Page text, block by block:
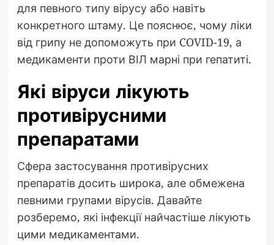
для певного типу вірусу або навіть
конкретного штаму. Це пояснює, чому ліки
від грипу не допоможуть при COVID-19, а
медикаменти проти ВІЛ марні при гепатиті.
Які віруси лікують
противірусними
препаратами
Сфера застосування противірусних
препаратів досить широка, але обмежена
певними групами вірусів. Давайте
розберемо, які інфекції найчастіше лікують
цими медикаментами.